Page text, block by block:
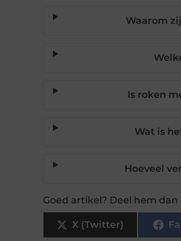
Waarom
Is roken
Wat is
Hoeveel
Goed artikel? Deel hem dan
X (Twitter)